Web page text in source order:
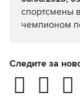
спортсмены
чемпионом
Следите за